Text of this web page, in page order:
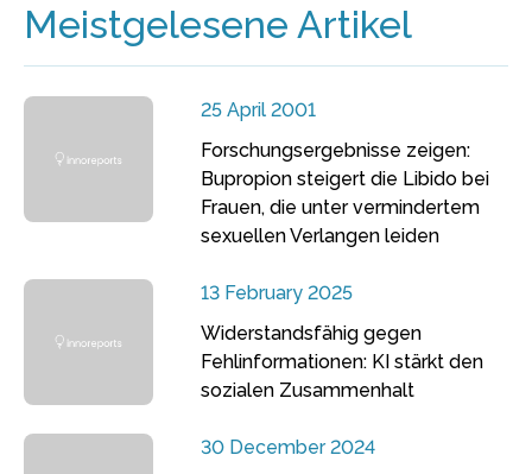
Meistgelesene Artikel
25 April 2001
Forschungsergebnisse zeigen:
Bupropion steigert die Libido bei
Frauen, die unter vermindertem
sexuellen Verlangen leiden
13 February 2025
Widerstandsfähig gegen
Fehlinformationen: KI stärkt den
sozialen Zusammenhalt
30 December 2024